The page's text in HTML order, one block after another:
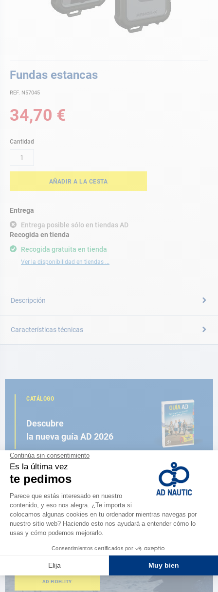
Fundas estancas
REF. N57045
34,70 €
Cantidad
AÑADIR A LA CESTA
Entrega
Entrega posible sólo en tiendas AD
Recogida gratuita en tienda
Ver la disponibilidad en tiendas ...
Recogida en tienda
al
de
galería
de
Descripción
Características técnicas
CATÁLOGO
Descubre
la nueva guía AD 2026
NAVEGAR POR EL CATÁLOGO
ESPACIO FIDELIDAD
¿Eres apasionado?
Benefíciate de ventajas exclusivas
AD FIDELITY